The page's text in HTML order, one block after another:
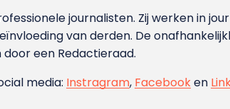
journalisten. Zij werken in
van derden. De
een Redactieraad.
media: Instragram, Facebooken